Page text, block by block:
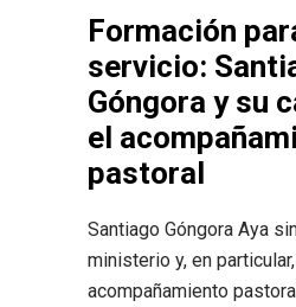
Formación
servicio:
Góngora y su
el
pastoral
Santiago Góngora Aya
ministerio y, en
acompañamiento